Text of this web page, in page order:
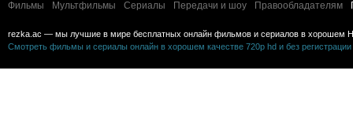
Фильмы Мультфильмы Сериалы Передачи и шоу Правообладателям
rezka.ac — мы лучшие в мире бесплатных онлайн фильмов и сериалов в хорошем
Смотреть фильмы и сериалы онлайн в хорошем качестве 720p hd и без